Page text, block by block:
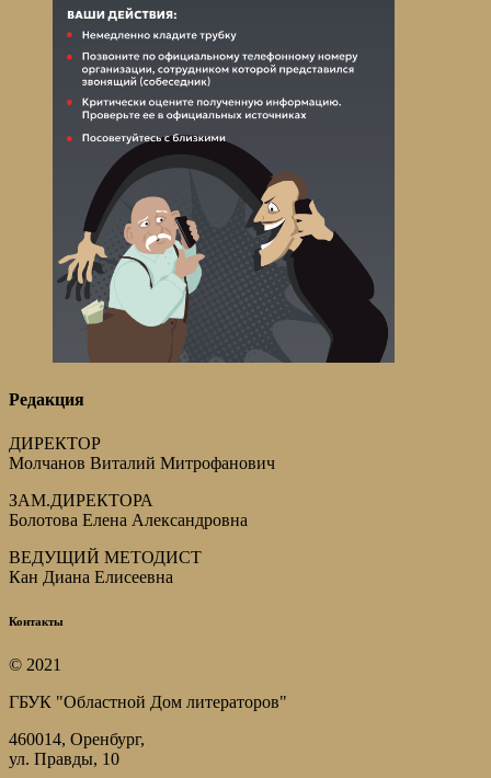
Редакция
ДИРЕКТОР
Молчанов Виталий Митрофанович
ЗАМ.ДИРЕКТОРА
Болотова Елена Александровна
ВЕДУЩИЙ МЕТОДИСТ
Кан Диана Елисеевна
Контакты
© 2021
ГБУК "Областной Дом литераторов"
460014, Оренбург,
ул. Правды, 10